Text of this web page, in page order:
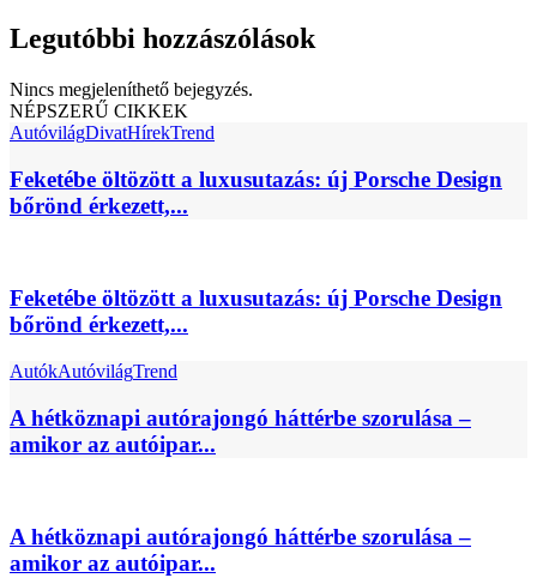
Legutóbbi hozzászólások
Nincs megjeleníthető bejegyzés.
NÉPSZERŰ CIKKEK
AutóvilágDivatHírekTrend
Feketébe öltözött a luxusutazás: új Porsche Design
bőrönd érkezett,...
Feketébe öltözött a luxusutazás: új Porsche Design
bőrönd érkezett,...
AutókAutóvilágTrend
A hétköznapi autórajongó háttérbe szorulása –
amikor az autóipar...
A hétköznapi autórajongó háttérbe szorulása –
amikor az autóipar...